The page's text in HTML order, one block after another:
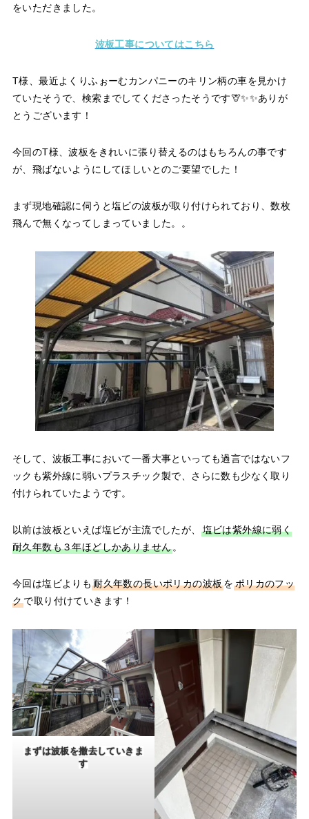
をいただきました。
波板工事についてはこちら
T様、最近よくりふぉーむカンパニーのキリン柄の車を見かけ
ていたそうで、検索までしてくださったそうです🦒✨✨ありが
とうございます！
今回のT様、波板をきれいに張り替えるのはもちろんの事です
が、飛ばないようにしてほしいとのご要望でした！
まず現地確認に伺うと塩ビの波板が取り付けられており、数枚
飛んで無くなってしまっていました。。
そして、波板工事において一番大事といっても過言ではないフ
ックも紫外線に弱いプラスチック製で、さらに数も少なく取り
付けられていたようです。
以前は波板といえば塩ビが主流でしたが、
塩ビは紫外線に弱く
耐久年数も３年ほどしかありません 。
今回は塩ビよりも耐久年数の長いポリカの波板を ポリカのフッ
クで取り付けていきます！
まずは波板を撤去していきま
す